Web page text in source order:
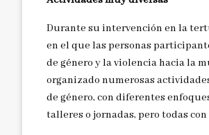
Durante su intervención en la
en el que las personas
de género y la violencia hacia la
organizado numerosas
de género, con diferentes
talleres o jornadas, pero todas